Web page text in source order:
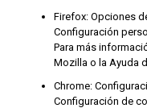
Firefox: Opciones
Configuración
Para más
Mozilla o la Ayuda
Chrome:
Configuración de